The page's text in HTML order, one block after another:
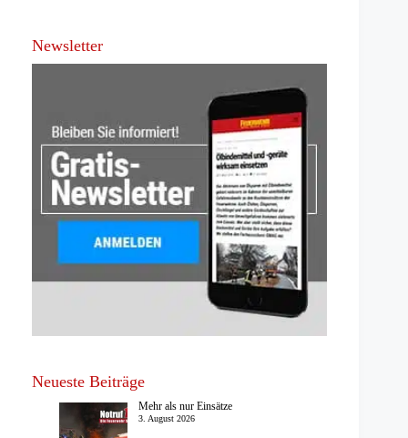
Newsletter
Neueste Beiträge
Mehr als nur Einsätze
3. August 2026